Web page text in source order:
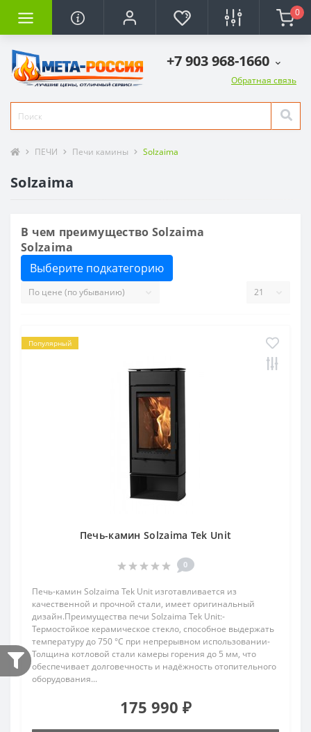
0
+7 903 968-1660
Обратная связь
ПЕЧИ Печи камины Solzaima
Solzaima
В чем преимущество Solzaima
Solzaima
Выберите подкатегорию
Популярный
Печь-камин Solzaima Tek Unit
0
Печь-камин Solzaima Tek Unit изготавливается из
качественной и прочной стали, имеет оригинальный
дизайн.Преимущества печи Solzaima Tek Unit:-
Термостойкое керамическое стекло, способное выдержать
температуру до 750 °C при непрерывном использовании-
Толщина котловой стали камеры горения до 5 мм, что
обеспечивает долговечность и надёжность отопительного
оборудования...
175 990 ₽